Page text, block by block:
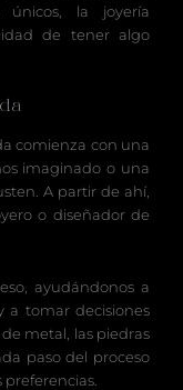
únicos, la joyería
de tener algo
comienza con una
imaginado o una
A partir de ahí,
o diseñador de
ayudándonos a
a tomar decisiones
metal, las piedras
paso del proceso